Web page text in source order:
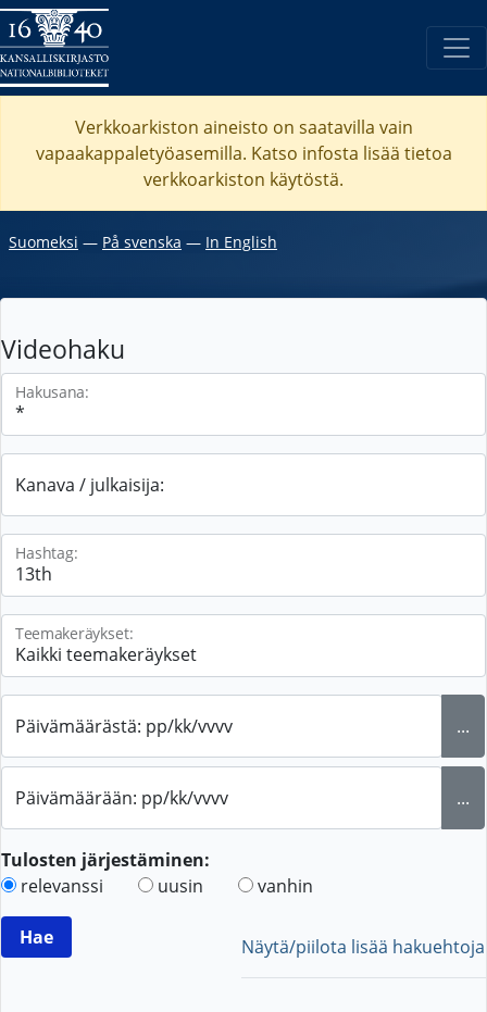
Verkkoarkiston aineisto on saatavilla vain
vapaakappaletyöasemilla. Katso infosta lisää tietoa
verkkoarkiston käytöstä.
Suomeksi ― På svenska ― In English
Videohaku
Hakusana:
Kanava / julkaisija:
Hashtag:
Teemakeräykset:
Päivämäärästä: pp/kk/vvvv ...
Päivämäärään: pp/kk/vvvv ...
Tulosten järjestäminen:
relevanssi
uusin vanhin
Näytä/piilota lisää hakuehtoja